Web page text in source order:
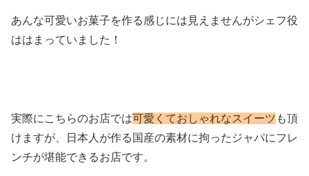
あんな可愛いお菓子を作る感じには見えませんがシェフ役
ははまっていました！
実際にこちらのお店では可愛くておしゃれなスイーツ も頂
けますが、日本人が作る国産の素材に拘ったジャパにフレ
ンチが堪能できるお店です。